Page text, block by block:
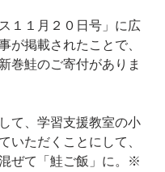
１１月２０日号」に広
が掲載されたことで、
巻鮭のご寄付がありま
て、学習支援教室の小
いただくことにして、
ぜて「鮭ご飯」に。※